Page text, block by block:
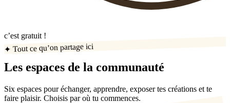
c’est gratuit !
✦ Tout ce qu’on partage ici
Les espaces de la communauté
Six espaces pour échanger, apprendre, exposer tes créations et te
faire plaisir. Choisis par où tu commences.